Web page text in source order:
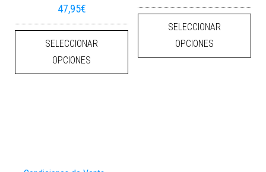
47,95€
SELECCIONAR
OPCIONES
Este producto tiene múltiples
SELECCIONAR
OPCIONES